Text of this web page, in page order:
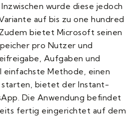
wurde diese jedoch
auf bis zu one hundred
bietet Microsoft seinen
pro Nutzer und
Aufgaben und
einfachste Methode, einen
bietet der Instant-
Die Anwendung befindet
fertig eingerichtet auf dem